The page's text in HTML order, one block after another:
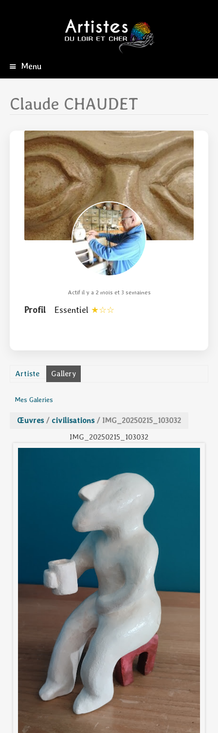
Menu
principal
Claude CHAUDET
Actif il y a 2 mois et 3 semaines
Profil Essentiel
Artiste Gallery
Mes Galeries
Œuvres / civilisations / IMG_20250215_103032
IMG_20250215_103032